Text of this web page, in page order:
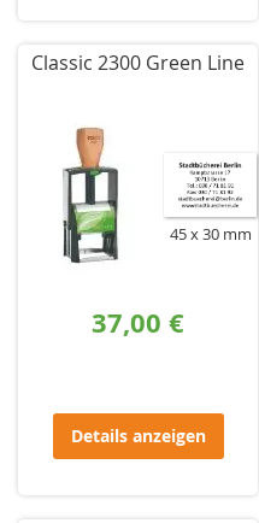
Classic 2300 Green Line
45 x 30 mm
37,00 €
Details anzeigen